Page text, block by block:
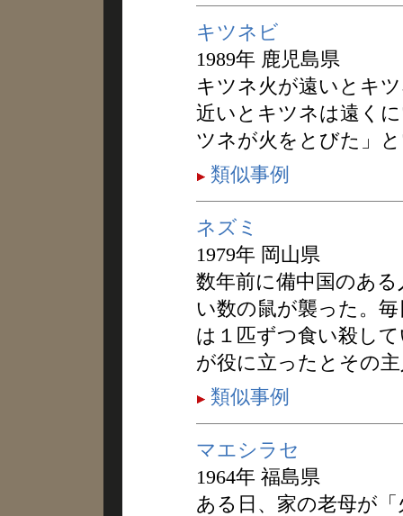
キツネビ
1989年 鹿児島県
キツネ火が遠いとキ
近いとキツネは遠く
ツネが火をとびた」
類似事例
ネズミ
1979年 岡山県
数年前に備中国のあ
い数の鼠が襲った。
は１匹ずつ食い殺し
が役に立ったとその
類似事例
マエシラセ
1964年 福島県
ある日、家の老母が